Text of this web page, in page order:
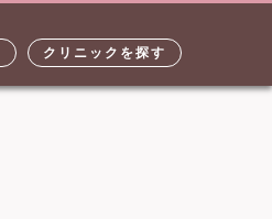
クリニックを探す